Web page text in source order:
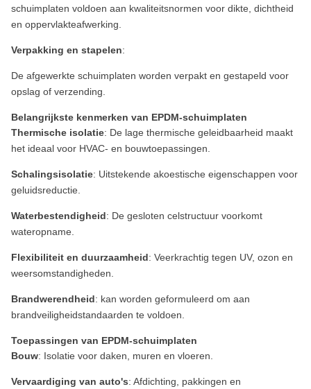
schuimplaten voldoen aan kwaliteitsnormen voor dikte, dichtheid
en oppervlakteafwerking.
Verpakking en stapelen:
De afgewerkte schuimplaten worden verpakt en gestapeld voor
opslag of verzending.
Belangrijkste kenmerken van EPDM-schuimplaten
Thermische isolatie: De lage thermische geleidbaarheid maakt
het ideaal voor HVAC- en bouwtoepassingen.
Schalingsisolatie: Uitstekende akoestische eigenschappen voor
geluidsreductie.
Waterbestendigheid: De gesloten celstructuur voorkomt
wateropname.
Flexibiliteit en duurzaamheid: Veerkrachtig tegen UV, ozon en
weersomstandigheden.
Brandwerendheid: kan worden geformuleerd om aan
brandveiligheidstandaarden te voldoen.
Toepassingen van EPDM-schuimplaten
Bouw: Isolatie voor daken, muren en vloeren.
Vervaardiging van auto's: Afdichting, pakkingen en